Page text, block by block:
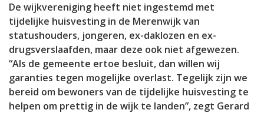
De wijkvereniging heeft niet ingestemd met
tijdelijke huisvesting in de Merenwijk van
statushouders, jongeren, ex-daklozen en ex-
drugsverslaafden, maar deze ook niet afgewezen.
“Als de gemeente ertoe besluit, dan willen wij
garanties tegen mogelijke overlast. Tegelijk zijn we
bereid om bewoners van de tijdelijke huisvesting te
helpen om prettig in de wijk te landen”, zegt Gerard